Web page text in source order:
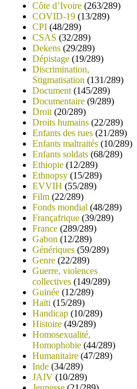
Côte d’Ivoire (263/289)
COVID-19 (13/289)
CPI (48/289)
CSAS (32/289)
Dekens (29/289)
Dépistage (19/289)
Discrimination,
Stigmatisation (131/289)
Document (145/289)
Documentaire (9/289)
Droit (20/289)
Droits humains (22/289)
Enfants des rues (21/289)
Enfants maltraités (10/289)
Enfants soldats (68/289)
Ethiopie (12/289)
Ethnopsy (15/289)
EVVIH (55/289)
Film (22/289)
Fonds mondial (48/289)
Françafrique (39/289)
France (289/289)
Gabon (12/289)
Génériques (59/289)
Genre (22/289)
Guerre, violences
collectives (149/289)
Guinée (12/289)
Haïti (15/289)
Handicap (10/289)
Histoire (49/289)
Homosexualité,
Homophobie (44/289)
Humanitaire (47/289)
Inde (34/289)
JAIV (10/289)